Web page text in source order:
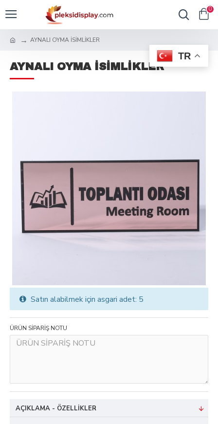
TR
0
AYNALI OYMA İSİMLİKLER
AYNALI OYMA İSİMLİKLER
ÜRÜN SİPARİŞ NOTU
Satın alabilmek için asgari adet: 5
AÇIKLAMA - ÖZELLIKLER